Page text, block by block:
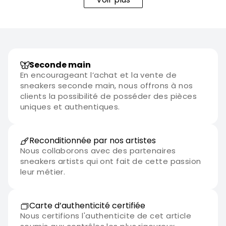
de collection très prisée par les amateurs de sneakers.
Seconde main
En encourageant l’achat et la vente de
sneakers seconde main, nous offrons à nos
clients la possibilité de posséder des pièces
uniques et authentiques.
Reconditionnée par nos artistes
Nous collaborons avec des partenaires
sneakers artists qui ont fait de cette passion
leur métier.
Carte d’authenticité certifiée
Nous certifions l'authenticite de cet article